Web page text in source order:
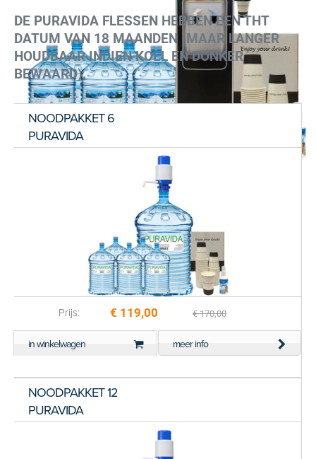
SMART PACK PURAVIDA
Nu voor € 265,00
DE PURAVIDA FLESSEN HEBBEN EEN THT
DATUM VAN 18 MAANDEN (MAAR LANGER
HOUDBAAR INDIEN KOEL EN DONKER
BEWAARD).
NOODPAKKET 6
PURAVIDA
Prijs: € 119,00 € 170,00
in winkelwagen meer info
NOODPAKKET 12
PURAVIDA